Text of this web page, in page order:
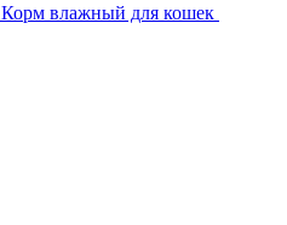
Корм влажный для кошек